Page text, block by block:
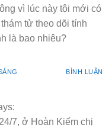
vì lúc này tôi mới có
tử theo dõi tính
là bao nhiêu?
BÌNH LUẬN
7, ở Hoàn Kiếm chị